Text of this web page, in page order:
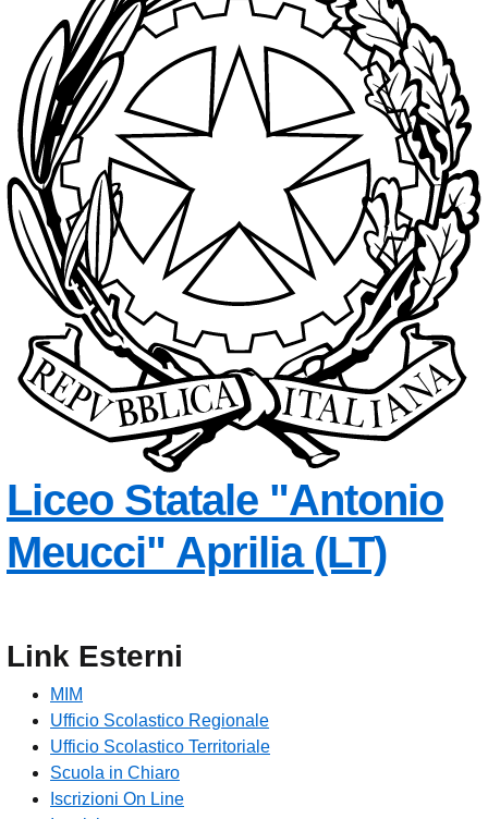
Liceo Statale "Antonio
Meucci" Aprilia (LT)
Link Esterni
MIM
Ufficio Scolastico Regionale
Ufficio Scolastico Territoriale
Scuola in Chiaro
Iscrizioni On Line